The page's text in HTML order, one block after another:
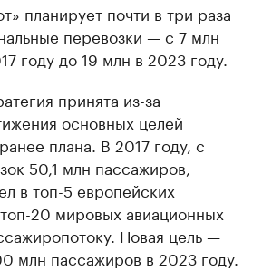
планирует почти в три раза
перевозки — с 7 млн
году до 19 млн в 2023 году.
принята из-за
основных целей
плана. В 2017 году, с
50,1 млн пассажиров,
в топ-5 европейских
20 мировых авиационных
Новая цель —
млн пассажиров в 2023 году.